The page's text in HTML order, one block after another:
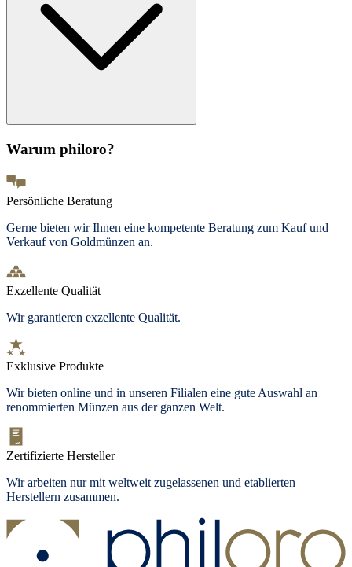
Warum philoro?
Persönliche Beratung
Gerne bieten wir Ihnen eine kompetente Beratung zum Kauf und
Verkauf von Goldmünzen an.
Exzellente Qualität
Wir garantieren exzellente Qualität.
Exklusive Produkte
Wir bieten online und in unseren Filialen eine gute Auswahl an
renommierten Münzen aus der ganzen Welt.
Zertifizierte Hersteller
Wir arbeiten nur mit weltweit zugelassenen und etablierten
Herstellern zusammen.